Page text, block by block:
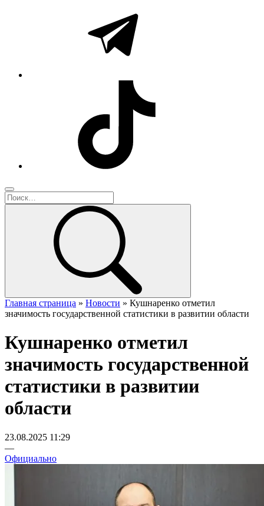
Главная страница » Новости » Кушнаренко отметил
значимость государственной статистики в развитии области
Кушнаренко отметил
значимость государственной
статистики в развитии
области
23.08.2025 11:29
—
Официально